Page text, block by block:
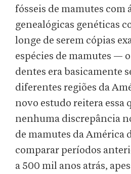
fósseis de mamutes com
genealógicas genéticas
longe de serem cópias
espécies de mamutes —
dentes era basicamente
diferentes regiões da
novo estudo reitera essa
nenhuma discrepância
de mamutes da América
comparar períodos
a 500 mil anos atrás,